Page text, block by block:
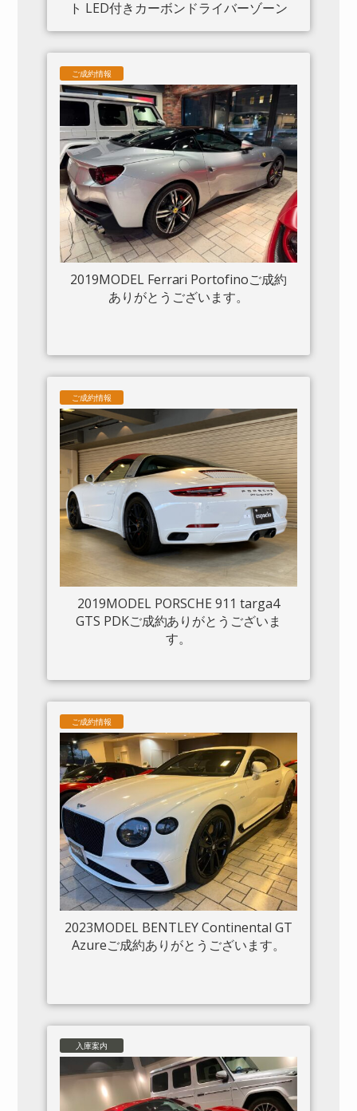
ト LED付きカーボンドライバーゾーン
ご成約情報
2019MODEL Ferrari Portofinoご成約
ありがとうございます。
ご成約情報
2019MODEL PORSCHE 911 targa4
GTS PDKご成約ありがとうございま
す。
ご成約情報
2023MODEL BENTLEY Continental GT
Azureご成約ありがとうございます。
入庫案内